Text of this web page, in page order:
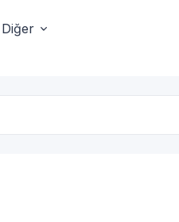
Diğer